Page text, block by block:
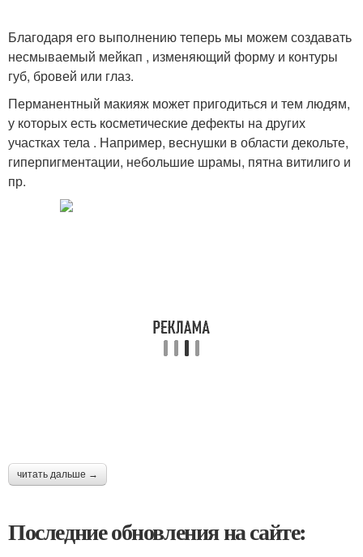
Благодаря его выполнению теперь мы можем создавать
несмываемый мейкап , изменяющий форму и контуры
губ, бровей или глаз.
Перманентный макияж может пригодиться и тем людям,
у которых есть косметические дефекты на других
участках тела . Например, веснушки в области декольте,
гиперпигментации, небольшие шрамы, пятна витилиго и
пр.
читать дальше →
Последние обновления на сайте: